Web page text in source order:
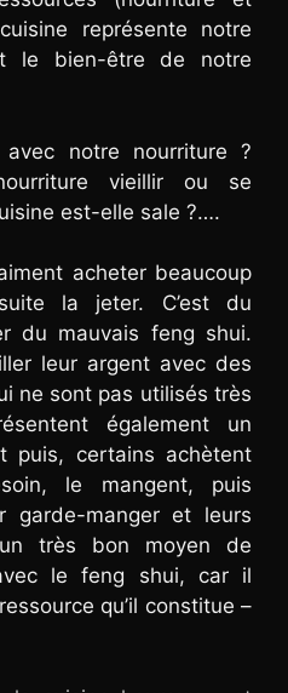
représente notre
le bien-être de notre
avec notre nourriture ?
vieillir ou se
est-elle sale ?….
acheter beaucoup
la jeter. C’est du
du mauvais feng shui.
leur argent avec des
ne sont pas utilisés très
également un
puis, certains achètent
le mangent, puis
garde-manger et leurs
un très bon moyen de
le feng shui, car il
qu’il constitue –